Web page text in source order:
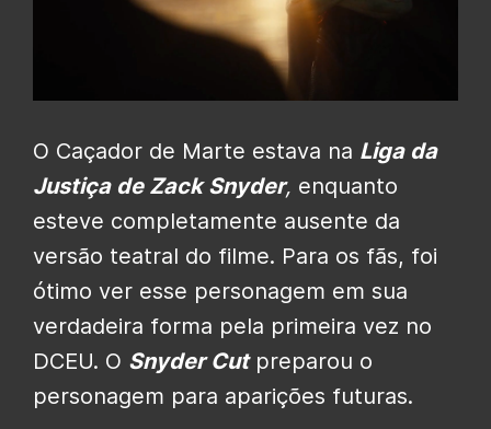
O Caçador de Marte estava na Liga da
Justiça de Zack Snyder, enquanto
esteve completamente ausente da
versão teatral do filme. Para os fãs, foi
ótimo ver esse personagem em sua
verdadeira forma pela primeira vez no
DCEU. O Snyder Cut preparou o
personagem para aparições futuras.